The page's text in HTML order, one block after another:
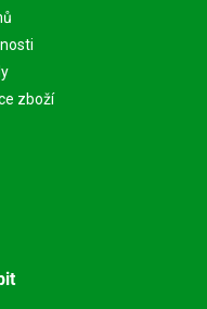
zboží